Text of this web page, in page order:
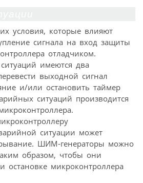
условия, которые влияют
сигнала на вход защиты
отладчиком.
имеются два
выходной сигнал
и/или остановить таймер
ситуаций производится
ситуации может
ШИМ-генераторы можно
образом, чтобы они
остановке микроконтроллера